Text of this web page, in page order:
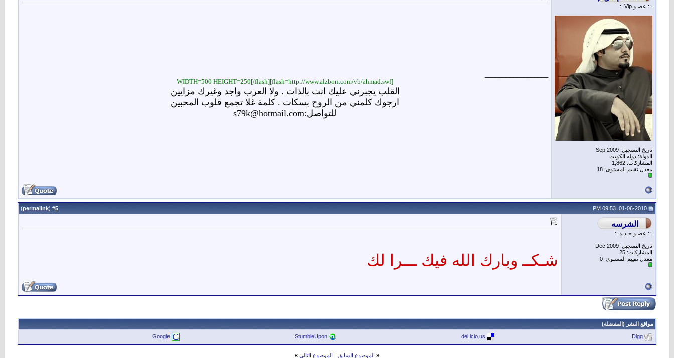
.:: عضـو Vip ::.
تاريخ التسجيل: Sep 2009
الدولة: دوله الكويت
المشاركات: 1,862
معدل تقييم المستوى: 18
[flash=http://www.alzbon.com/vb/ahmad.swf]WIDTH=500 HEIGHT=250[/flash]
القلب يجبرني عليك انت بالذات . ولا العرب واجد وغيرك مزايين
ارجوك كلمني من الروح بسكات . كلمة غلا تجمع قلوب المحبين
للتواصل:s79k@hotmail.com
5
(
permalink
)
.:: عضـو جـديد ::.
تاريخ التسجيل: Dec 2009
المشاركات: 25
معدل تقييم المستوى: 0 شـكــ وبارك الله فيك ـــرا لك
مواقع النشر (المفضلة)
Digg
del.icio.us
StumbleUpon
Google
« الموضوع السابق | الموضوع التالي »